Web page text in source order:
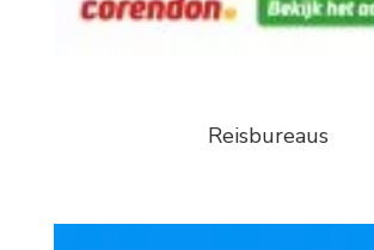
Reisbureaus